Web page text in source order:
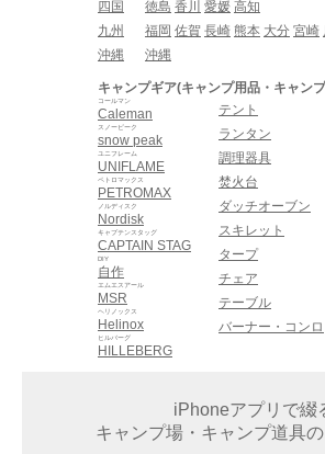
四国
徳島 香川 愛媛 高知
九州
福岡 佐賀 長崎 熊本 大分 宮崎
沖縄
沖縄
キャンプギア(キャンプ用品・キャン
Caleman
コールマン
snow peak
スノーピーク
UNIFLAME
ユニフレーム
PETROMAX
ペトロマックス
Nordisk
ノルディスク
CAPTAIN STAG
キャプテンスタッグ
自作
DIY
MSR
エムエスアール
Helinox
ヘリノックス
HILLEBERG
ヒルバーグ
テント
ランタン
調理器具
焚火台
ダッチオーブン
スキレット
タープ
チェア
テーブル
バーナー・コンロ
iPhoneアプリで綴
キャンプ場・キャンプ道具の